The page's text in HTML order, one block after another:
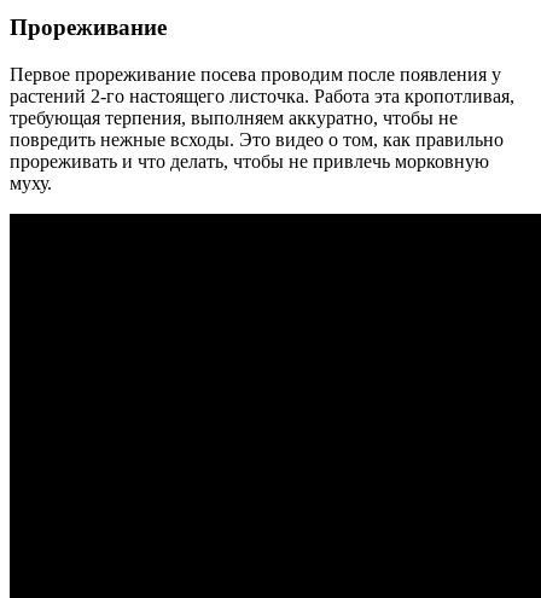
Прореживание
Первое прореживание посева проводим после появления у
растений 2-го настоящего листочка. Работа эта кропотливая,
требующая терпения, выполняем аккуратно, чтобы не
повредить нежные всходы. Это видео о том, как правильно
прореживать и что делать, чтобы не привлечь морковную
муху.